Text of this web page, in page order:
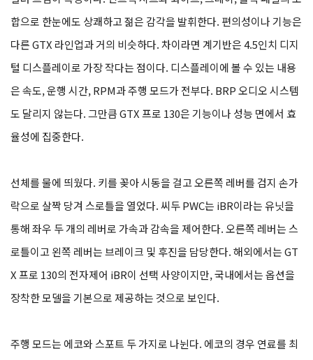
합으로 한눈에도 상쾌하고 젊은 감각을 발휘한다. 편의성이나 기능은
다른 GTX 라인업과 거의 비슷하다. 차이라면 계기반은 4.5인치 디지
털 디스플레이로 가장 작다는 점이다. 디스플레이에 볼 수 있는 내용
은 속도, 운행 시간, RPM과 주행 모드가 전부다. BRP 오디오 시스템
도 달리지 않는다. 그만큼 GTX 프로 130은 기능이나 성능 면에서 효
율성에 집중한다.
선체를 물에 띄웠다. 키를 꽂아 시동을 걸고 오른쪽 레버를 검지 손가
락으로 살짝 당겨 스로틀을 열었다. 씨두 PWC는 iBR이라는 유닛을
통해 좌우 두 개의 레버로 가속과 감속을 제어한다. 오른쪽 레버는 스
로틀이고 왼쪽 레버는 브레이크 및 후진을 담당한다. 해외에서는 GT
X 프로 130의 전자제어 iBR이 선택 사양이지만, 국내에서는 옵션을
장착한 모델을 기본으로 제공하는 것으로 보인다.
주행 모드는 에코와 스포트 두 가지로 나뉜다. 에코의 경우 연료를 최